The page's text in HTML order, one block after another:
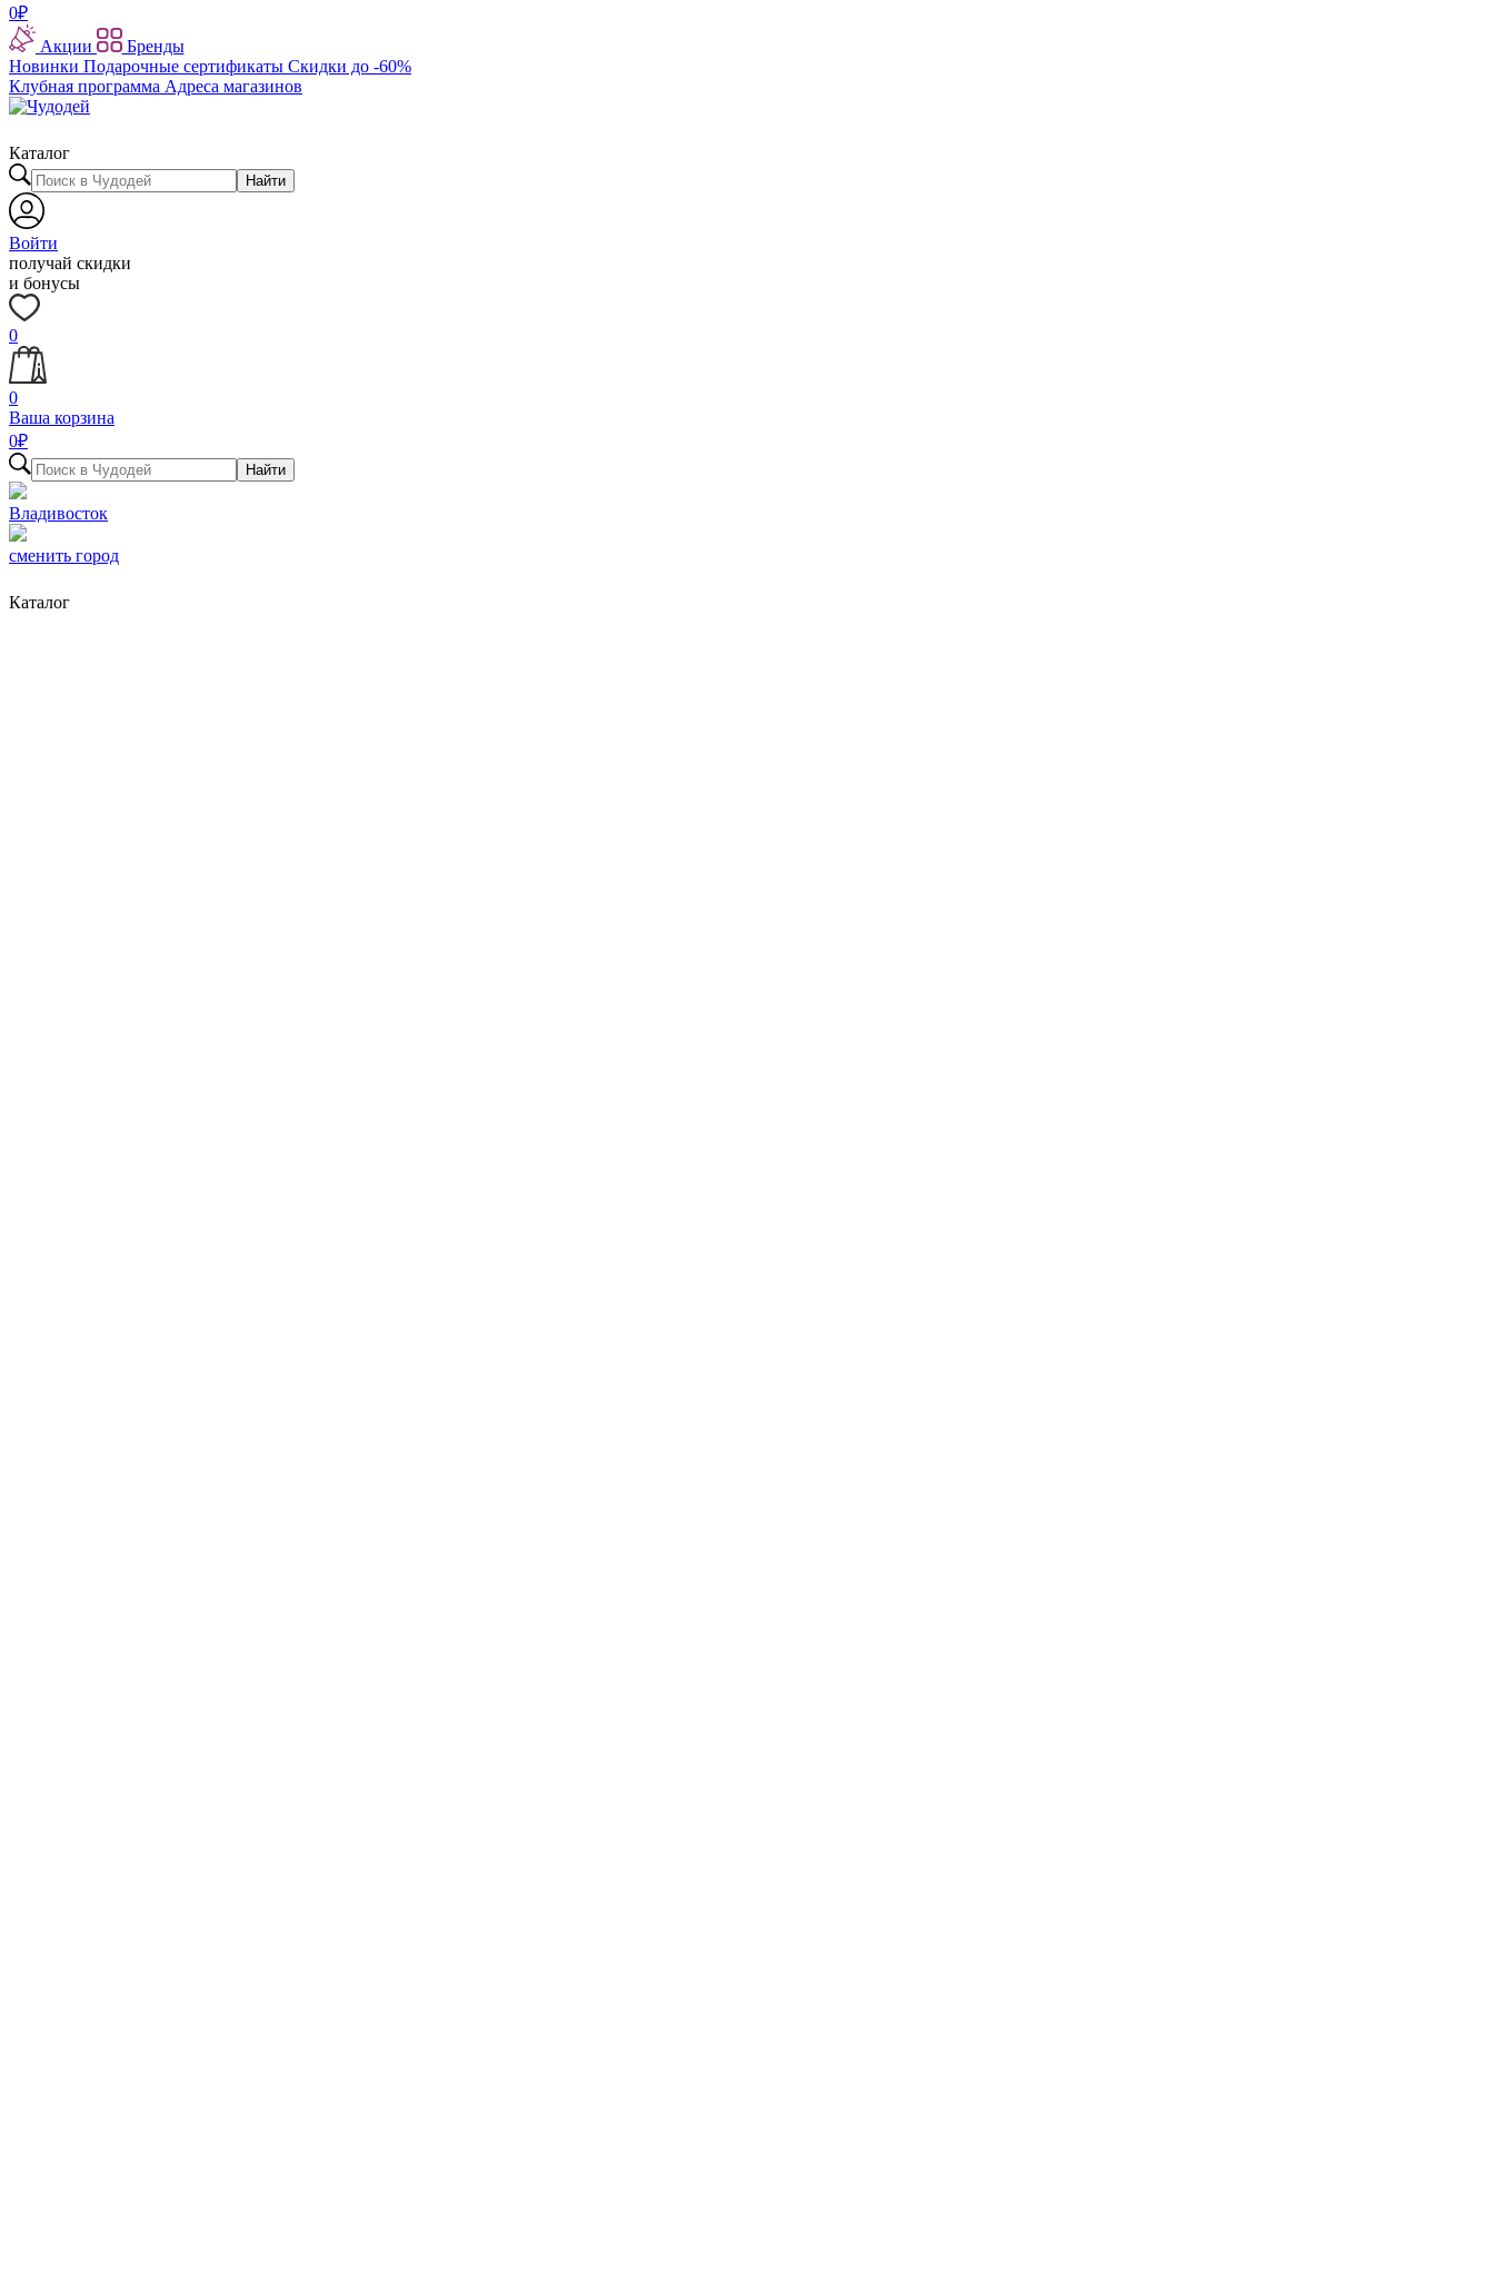
0₽
Акции
Бренды
Новинки Подарочные сертификаты Скидки до -60%
Клубная программа Адреса магазинов
Каталог
Найти
Войти
получай скидки
и бонусы
0
0
Ваша корзина
0₽
Найти
Владивосток
сменить город
Каталог